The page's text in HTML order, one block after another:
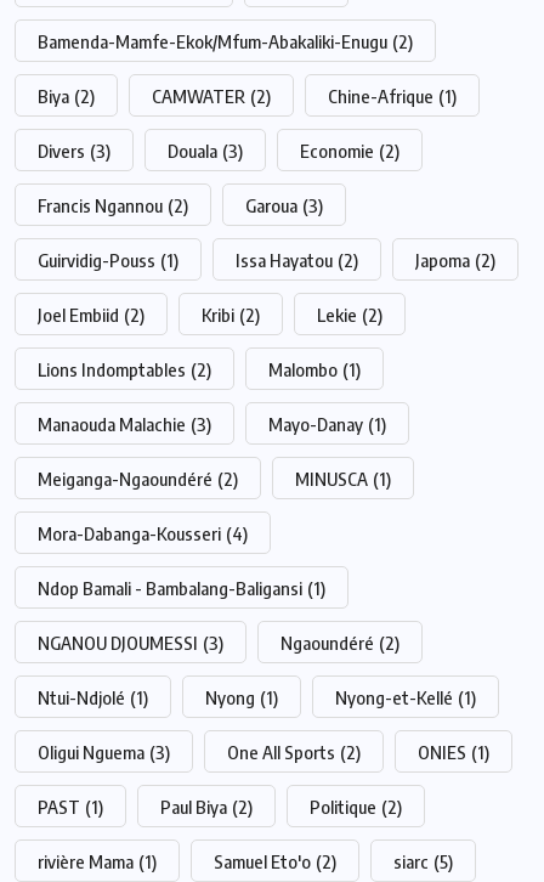
Bamenda-Mamfe-Ekok/Mfum-Abakaliki-Enugu (2)
Biya (2) CAMWATER (2) Chine-Afrique (1)
Divers (3) Douala (3) Economie (2)
Francis Ngannou (2) Garoua (3)
Guirvidig-Pouss (1) Issa Hayatou (2) Japoma (2)
Joel Embiid (2) Kribi (2) Lekie (2)
Lions Indomptables (2) Malombo (1)
Manaouda Malachie (3) Mayo-Danay (1)
Meiganga-Ngaoundéré (2) MINUSCA (1)
Mora-Dabanga-Kousseri (4)
Ndop Bamali - Bambalang-Baligansi (1)
NGANOU DJOUMESSI (3) Ngaoundéré (2)
Ntui-Ndjolé (1) Nyong (1) Nyong-et-Kellé (1)
Oligui Nguema (3) One All Sports (2) ONIES (1)
PAST (1) Paul Biya (2) Politique (2)
rivière Mama (1) Samuel Eto'o (2) siarc (5)